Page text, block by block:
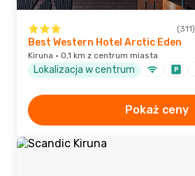
(311)
Best Western Hotel Arctic Eden
Kiruna · 0,1 km z centrum miasta
Lokalizacja w centrum
Pokaż ceny